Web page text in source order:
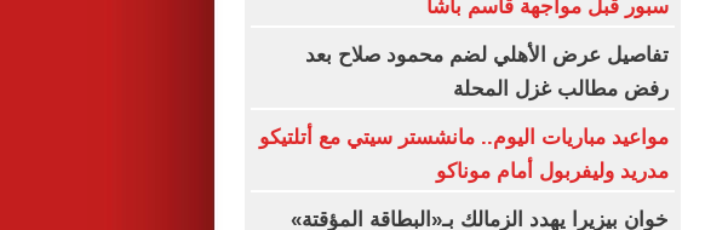
سبور قبل مواجهة قاسم باشا
تفاصيل عرض الأهلي لضم محمود صلاح بعد
رفض مطالب غزل المحلة
مواعيد مباريات اليوم.. مانشستر سيتي مع أتلتيكو
مدريد وليفربول أمام موناكو
خوان بيزيرا يهدد الزمالك بـ«البطاقة المؤقتة»